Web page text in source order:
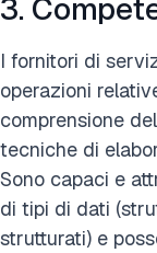
3.
I fornitori di
operazioni
comprensione
tecniche di
Sono capaci e
di tipi di dati
strutturati) e